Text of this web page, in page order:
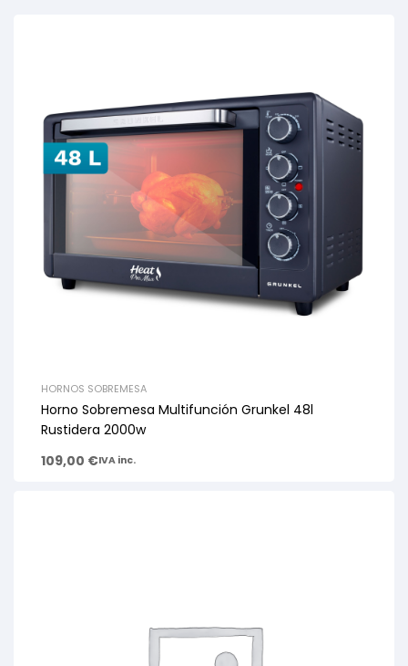
HORNOS SOBREMESA
Horno Sobremesa Multifunción Grunkel 48l
Rustidera 2000w
109,00 €IVA inc.